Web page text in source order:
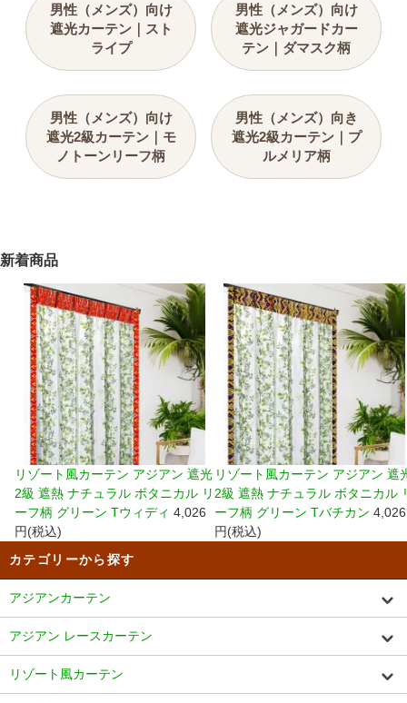
男性（メンズ）向け
遮光カーテン｜スト
ライプ
男性（メンズ）向け
遮光ジャガードカー
テン｜ダマスク柄
男性（メンズ）向け
遮光2級カーテン｜モ
ノトーンリーフ柄
男性（メンズ）向き
遮光2級カーテン｜プ
ルメリア柄
新着商品
リゾート風カーテン アジアン 遮光
2級 遮熱 ナチュラル ボタニカル リ
ーフ柄 グリーン Tウィディ 4,026
円(税込)
リゾート風カーテン アジアン 遮
2級 遮熱 ナチュラル ボタニカル
ーフ柄 グリーン Tバチカン 4,026
円(税込)
カテゴリーから探す
アジアンカーテン
アジアン レースカーテン
リゾート風カーテン